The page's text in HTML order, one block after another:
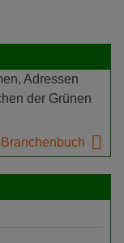
Adressen
der Grünen